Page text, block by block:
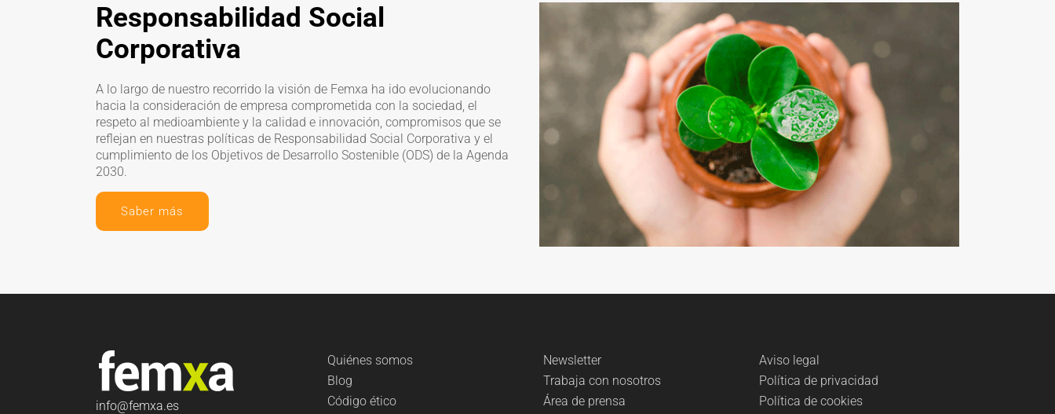
Responsabilidad Social
Corporativa
A lo largo de nuestro recorrido la visión de Femxa ha ido evolucionando
hacia la consideración de empresa comprometida con la sociedad, el
respeto al medioambiente y la calidad e innovación, compromisos que se
reflejan en nuestras políticas de Responsabilidad Social Corporativa y el
cumplimiento de los Objetivos de Desarrollo Sostenible (ODS) de la Agenda
2030.
Saber más
info@femxa.es
Quiénes somos
Blog
Código ético
Newsletter
Trabaja con nosotros
Área de prensa
Aviso legal
Política de privacidad
Política de cookies